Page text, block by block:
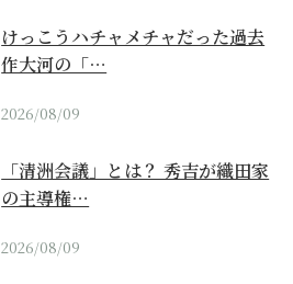
けっこうハチャメチャだった過去
作大河の「…
2026/08/09
「清洲会議」とは？ 秀吉が織田家
の主導権…
2026/08/09